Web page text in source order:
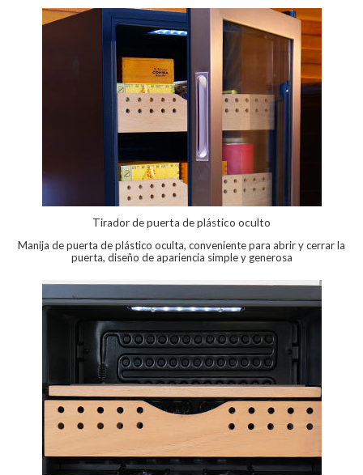
Tirador de puerta de plástico oculto
Manija de puerta de plástico oculta, conveniente para abrir y cerrar la
puerta, diseño de apariencia simple y generosa